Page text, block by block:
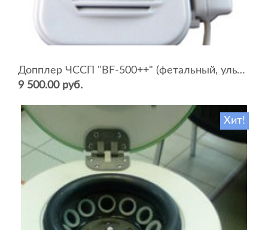
Допплер ЧССП "BF-500++" (фетальный, ультразвуковой)
9 500.00 руб.
Хит!